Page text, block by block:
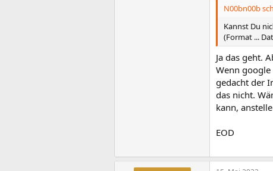
N00bn00b
Kannst Du
(Format ...
Ja das geht.
Wenn
gedacht der
das nicht.
kann,
EOD